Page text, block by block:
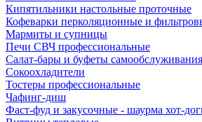
Кипятильники настольные проточные
Кофеварки перколяционные и
Мармиты и супницы
Печи СВЧ профессиональные
Салат-бары и буфеты самообслуживания
Сокоохладители
Тостеры профессиональные
Чафинг-диш
Фаст-фуд и закусочные - шаурма хот-